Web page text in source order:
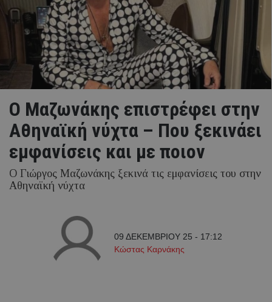
Ο Μαζωνάκης επιστρέφει στην
Αθηναϊκή νύχτα – Που ξεκινάει
εμφανίσεις και με ποιον
Ο Γιώργος Μαζωνάκης ξεκινά τις εμφανίσεις του στην
Αθηναϊκή νύχτα
09 ΔΕΚΕΜΒΡΙΟΥ 25 - 17:12
Κώστας Καρνάκης